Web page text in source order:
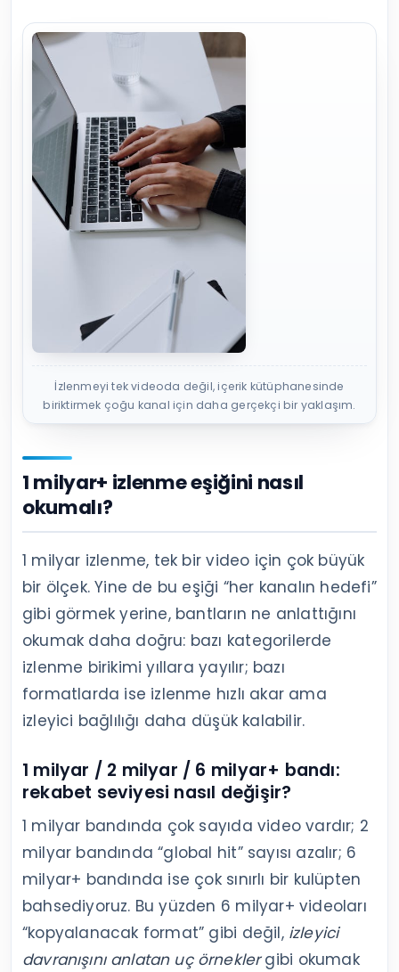
İzlenmeyi tek videoda değil, içerik kütüphanesinde
biriktirmek çoğu kanal için daha gerçekçi bir yaklaşım.
1 milyar+ izlenme eşiğini nasıl
okumalı?
1 milyar izlenme, tek bir video için çok büyük
bir ölçek. Yine de bu eşiği “her kanalın hedefi”
gibi görmek yerine, bantların ne anlattığını
okumak daha doğru: bazı kategorilerde
izlenme birikimi yıllara yayılır; bazı
formatlarda ise izlenme hızlı akar ama
izleyici bağlılığı daha düşük kalabilir.
1 milyar / 2 milyar / 6 milyar+ bandı:
rekabet seviyesi nasıl değişir?
1 milyar bandında çok sayıda video vardır; 2
milyar bandında “global hit” sayısı azalır; 6
milyar+ bandında ise çok sınırlı bir kulüpten
bahsediyoruz. Bu yüzden 6 milyar+ videoları
“kopyalanacak format” gibi değil, izleyici
davranışını anlatan uç örneklergibi okumak